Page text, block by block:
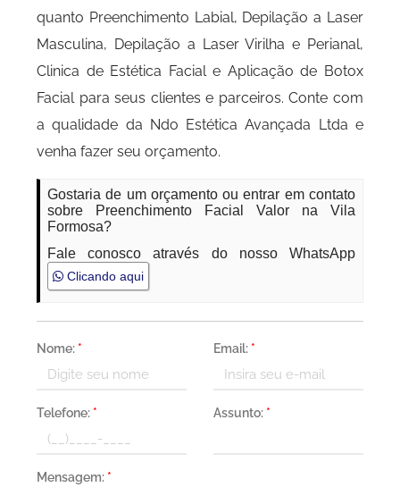
quanto Preenchimento Labial, Depilação a Laser
Masculina, Depilação a Laser Virilha e Perianal,
Clinica de Estética Facial e Aplicação de Botox
Facial para seus clientes e parceiros. Conte com
a qualidade da Ndo Estética Avançada Ltda e
venha fazer seu orçamento.
Gostaria de um orçamento ou entrar em contato
sobre Preenchimento Facial Valor na Vila
Formosa?
Fale conosco através do nosso WhatsApp
Clicando aqui
Nome: * Email: *
Telefone: * Assunto: *
Mensagem: *